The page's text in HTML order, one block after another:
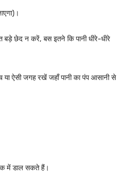
छेद न करें, बस इतने कि पानी धीरे-धीरे
ऐसी जगह रखें जहाँ पानी का पंप आसानी से
में डाल सकते हैं।